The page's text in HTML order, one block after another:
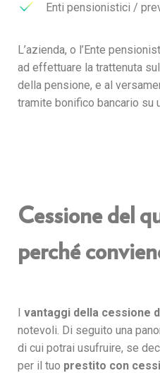
Enti pensionistici /
L’azienda, o l’Ente
ad effettuare la trattenuta
della pensione, e al
tramite bonifico bancario su
Cessione del
perché
I vantaggi della cessione
notevoli. Di seguito una
di cui potrai usufruire, se
per il tuo prestito con